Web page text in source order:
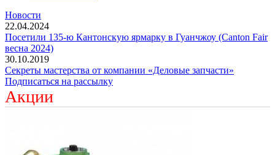
Новости
22.04.2024
Посетили 135-ю Кантонскую ярмарку в Гуанчжоу (Canton Fair
весна 2024)
30.10.2019
Секреты мастерства от компании «Деловые запчасти»
Подписаться на рассылку
Акции